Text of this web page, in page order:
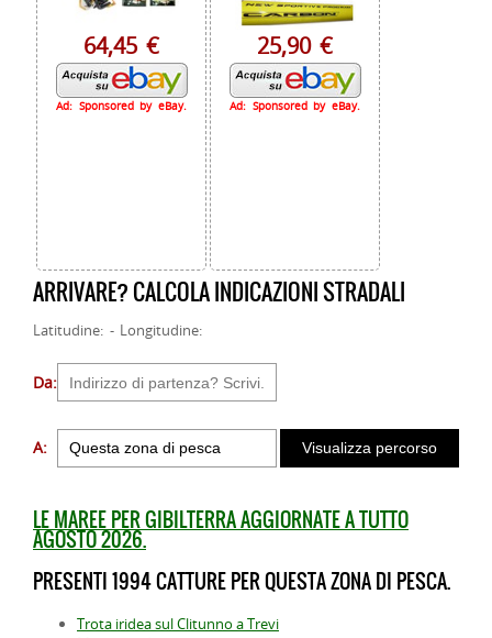
64,45 €
Ad: Sponsored by eBay.
25,90 €
Ad: Sponsored by eBay.
ARRIVARE? CALCOLA INDICAZIONI STRADALI
Latitudine: - Longitudine:
Da:
A:
LE MAREE PER GIBILTERRA AGGIORNATE A TUTTO
AGOSTO 2026.
PRESENTI 1994 CATTURE PER QUESTA ZONA DI PESCA.
Trota iridea sul Clitunno a Trevi